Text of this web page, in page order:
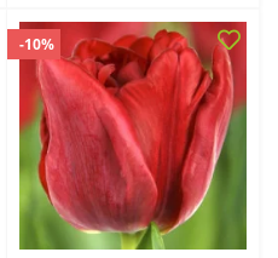
-10%